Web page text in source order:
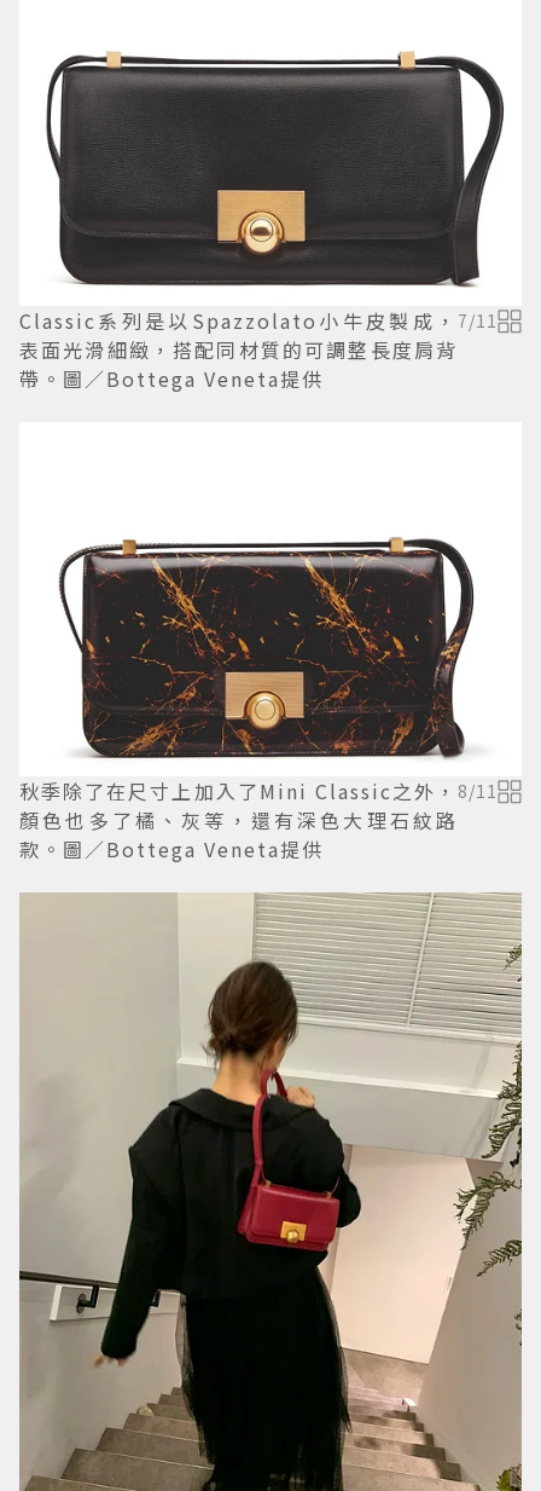
Classic系列是以Spazzolato小牛皮製成，
表面光滑細緻，搭配同材質的可調整長度肩背
帶。圖／Bottega Veneta提供
7/11
秋季除了在尺寸上加入了Mini Classic之外，
顏色也多了橘、灰等，還有深色大理石紋路
款。圖／Bottega Veneta提供
8/11